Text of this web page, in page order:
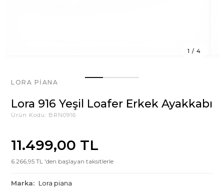
1 / 4
LORA PIANA
Lora 916 Yeşil Loafer Erkek Ayakkabı
Ürün Kodu: BRN0916
11.499,00 TL
6.266,95 TL 'den başlayan taksitlerle
Marka: Lora piana